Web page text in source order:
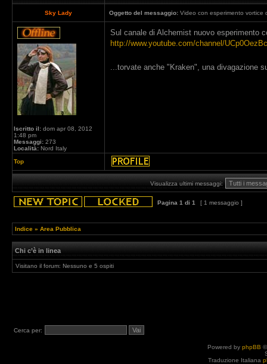
Sky Lady Oggetto del messaggio: Video con esperimento vortice
Iscritto il: dom apr 08, 2012
1:48 pm
Messaggi: 273
Località: Nord Italy
Sul canale di Alchemist nuovo esperimento
http://www.youtube.com/channel/
...torvate anche "Kraken", una divagazione
Top
Visualizza ultimi messaggi:
Pagina 1 di 1 [ 1 messaggio ]
Indice » Area Pubblica
Chi c’è in linea
Visitano il forum: Nessuno e 5 ospiti
Cerca per:
Powered by phpBB
Traduzione Italiana